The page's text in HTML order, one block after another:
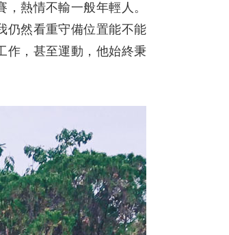
熱情不輸一般年輕人。
仍然看重守備位置能不能
作，甚至運動，他始終秉